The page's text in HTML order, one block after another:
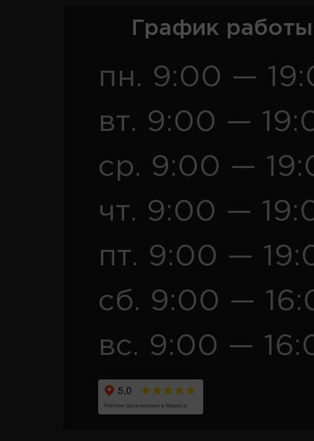
График
пн. 9:00 —
вт. 9:00 —
ср. 9:00 —
чт. 9:00 —
пт. 9:00 —
сб. 9:00 —
вс. 9:00 —